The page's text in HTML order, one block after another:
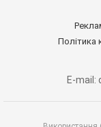
Політика
E-mail: